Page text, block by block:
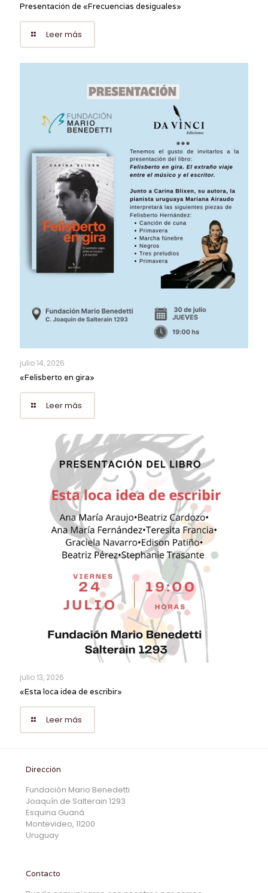
Presentación de «Frecuencias desiguales»
Leer más
julio 14, 2026
«Felisberto en gira»
Leer más
julio 13, 2026
«Esta loca idea de escribir»
Leer más
Dirección
Fundación Mario Benedetti
Joaquín de Salterain 1293
Esquina Guaná
Montevideo, 11200
Uruguay
Contacto